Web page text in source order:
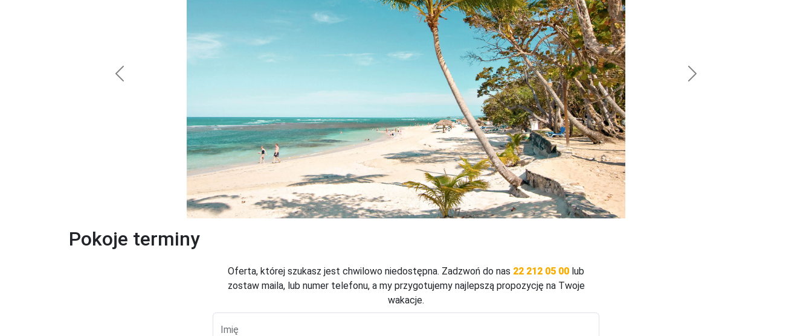
Previous Next
Pokoje terminy
Oferta, której szukasz jest chwilowo niedostępna. Zadzwoń do nas 22 212 05 00 lub
zostaw maila, lub numer telefonu, a my przygotujemy najlepszą propozycję na Twoje
wakacje.
Imię